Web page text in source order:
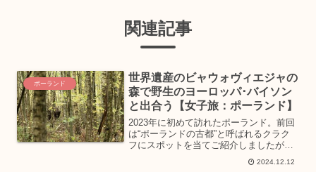
関連記事
ポーランド
世界遺産のビャウォヴィエジャの
森で野生のヨーロッパ･バイソン
と出合う【女子旅：ポーランド】
2023年に初めて訪れたポーランド。前回
は“ポーランドの古都”と呼ばれるクラク
フにスポットを当てご紹介しましたが、
特集記事【女子旅：ポーランド】第2弾
は、首都であるワルシャワやワルシャワ
2024.12.12